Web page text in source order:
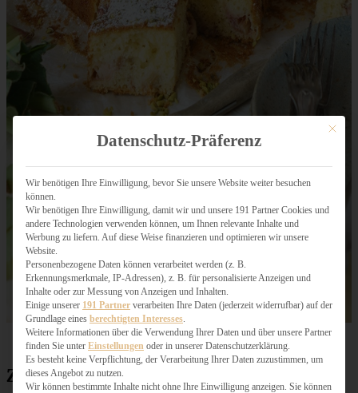
Zutaten für Rhabarber Joghurtkuchen
Mit
Datenschutz-Präferenz
Wir benötigen Ihre Einwilligung, bevor Sie unsere Website weiter besuchen
können.
Wir benötigen Ihre Einwilligung, damit wir und unsere 191 Partner Cookies und
andere Technologien verwenden können, um Ihnen relevante Inhalte und
Werbung zu liefern. Auf diese Weise finanzieren und optimieren wir unsere
Website.
Personenbezogene Daten können verarbeitet werden (z. B.
Erkennungsmerkmale, IP-Adressen), z. B. für personalisierte Anzeigen und
Inhalte oder zur Messung von Anzeigen und Inhalten.
Einige unserer 191 Partner verarbeiten Ihre Daten (jederzeit widerrufbar) auf der
Grundlage eines berechtigten Interesses
Weitere Informationen über die Verwendung Ihrer Daten und über unsere Partner
finden Sie unter Einstellungen oder in unserer Datenschutzerklärung.
Es besteht keine Verpflichtung, der Verarbeitung Ihrer Daten zuzustimmen, um
dieses Angebot zu nutzen.
Wir können bestimmte Inhalte nicht ohne Ihre Einwilligung anzeigen. Sie können